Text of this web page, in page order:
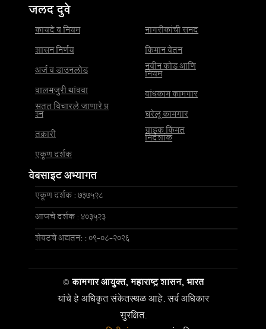
जलद दुवे
कायदे व नियम
शासन निर्णय
अर्ज व डाउनलोड
बालमजुरी थांबवा
सतत विचारले जाणारे प्र
श्न
तक्रारी
एकूण दर्शक
नागरीकांची सनद
किमान वेतन
नवीन कोड आणि
नियम
बांधकाम कामगार
घरेलू कामगार
ग्राहक किंमत
निर्देशांक
वेबसाइट अभ्यागत
एकूण दर्शक : 737528
आजचे दर्शक : 403523
शेवटचे अद्यतन: : 09-08-2026
©कामगार आयुक्त, महाराष्ट्र शासन, भारत
यांचे हे अधिकृत संकेतस्थळ आहे. सर्व अधिकार
सुरक्षित.